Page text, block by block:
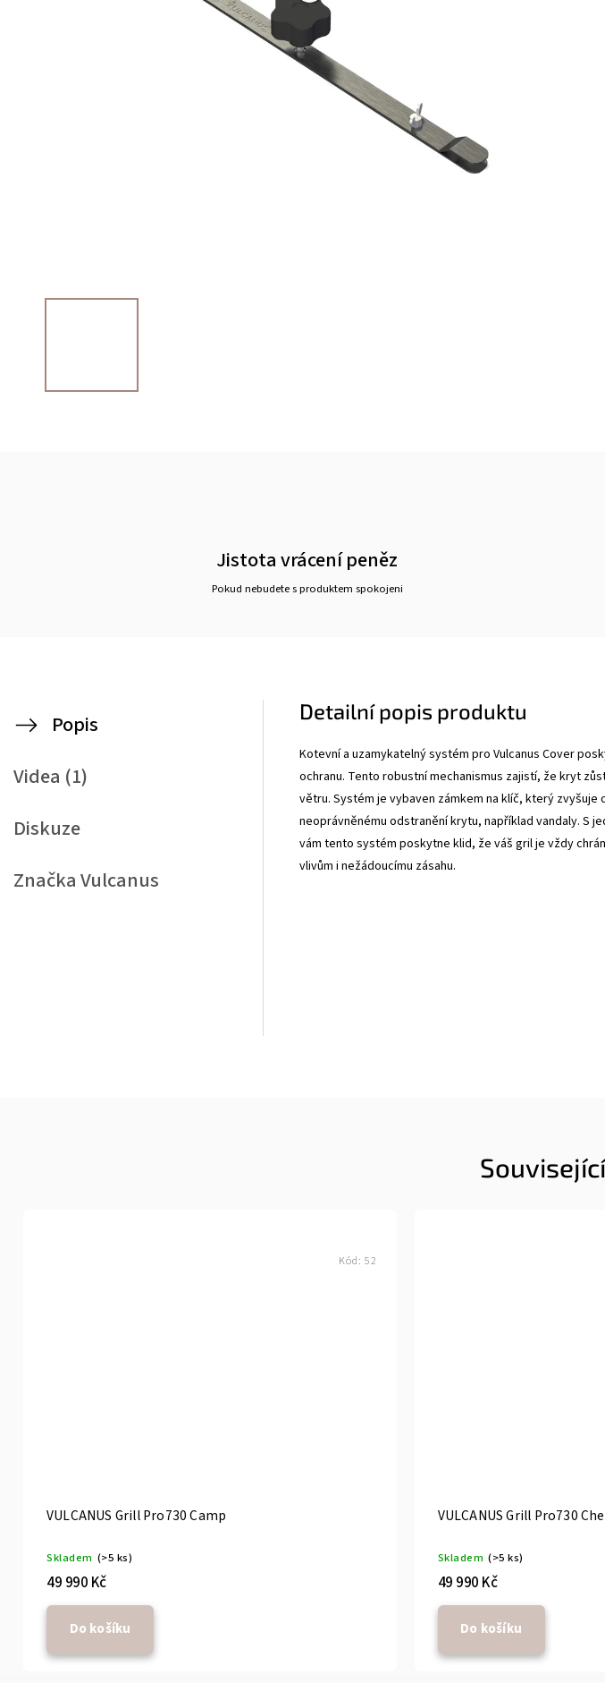
Jistota vrácení peněz
Pokud nebudete s produktem spokojeni
Popis
Videa (1)
Diskuze
ZnačkaVulcanus
Detailní popis produktu
Kotevní a uzamykatelný systém pro Vulcanus Cover
ochranu. Tento robustní mechanismus zajistí, že kryt
větru. Systém je vybaven zámkem na klíč, který zvyšuje
neoprávněnému odstranění krytu, například vandaly. S
vám tento systém poskytne klid, že váš gril je vždy
vlivům i nežádoucímu zásahu.
VULCANUS Grill Pro730 Camp
Skladem (>5 ks)
49 990 Kč
Do košíku
Kód: 52
VULCANUS Grill Pro730
Skladem (>5 ks)
49 990 Kč
Do košíku